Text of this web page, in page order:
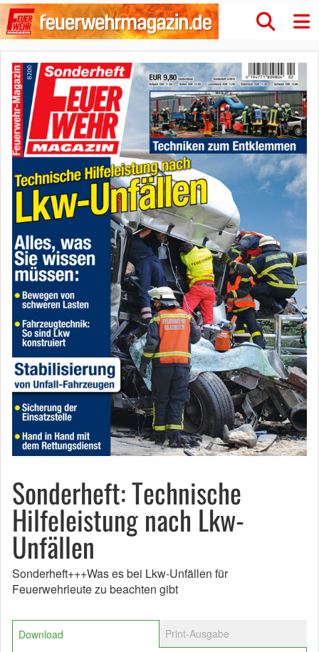
Sonderheft: Technische
Hilfeleistung nach Lkw-
Unfällen
Sonderheft+++Was es bei Lkw-Unfällen für
Feuerwehrleute zu beachten gibt
Download Print-Ausgabe